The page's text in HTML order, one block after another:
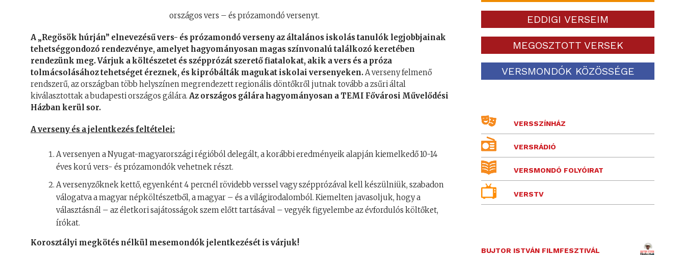
országos vers – és prózamondó versenyt.
A „Regösök húrján” elnevezésű vers- és prózamondó verseny az általános iskolás tanulók legjobbjainak
tehetséggondozó rendezvénye, amelyet hagyományosan magas színvonalú találkozó keretében
rendezünk meg.Várjuk a költészetet és szépprózát szerető fiatalokat, akik a vers és a próza
tolmácsolásához tehetséget éreznek, és kipróbálták magukat iskolai versenyeken.A verseny felmenő
rendszerű, az országban több helyszínen megrendezett regionális döntőkről jutnak tovább a zsűri által
kiválasztottak a budapesti országos gálára. Az országos gálára hagyományosan a TEMI Fővárosi Művelődési
Házban kerül sor.
A verseny és a jelentkezés feltételei:
A versenyen a Nyugat-magyarországi régióból delegált, a korábbi eredményeik alapján kiemelkedő 10-14
éves korú vers- és prózamondók vehetnek részt.
A versenyzőknek kettő, egyenként 4 percnél rövidebb verssel vagy szépprózával kell készülniük, szabadon
válogatva a magyar népköltészetből, a magyar – és a világirodalomból. Kiemelten javasoljuk, hogy a
választásnál – az életkori sajátosságok szem előtt tartásával – vegyék figyelembe az évfordulós költőket,
írókat.
Korosztályi megkötés nélkül mesemondók jelentkezését is várjuk!
EDDIGI VERSEIM
MEGOSZTOTT VERSEK
VERSMONDÓK KÖZÖSSÉGE
VERSSZÍNHÁZ
VERSRÁDIÓ
VERSMONDÓ FOLYÓIRAT
VERSTV
BUJTOR ISTVÁN FILMFESZTIVÁL